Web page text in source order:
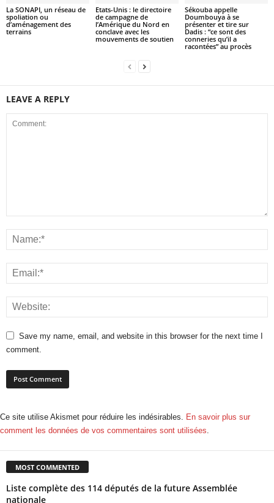
La SONAPI, un réseau de
spoliation ou
d’aménagement des
terrains
Etats-Unis : le directoire
de campagne de
l’Amérique du Nord en
conclave avec les
mouvements de soutien
Sékouba appelle
Doumbouya à se
présenter et tire sur
Dadis : “ce sont des
conneries qu’il a
racontées” au procès
LEAVE A REPLY
Save my name, email, and website in this browser for the next time I
comment.
Ce site utilise Akismet pour réduire les indésirables. En savoir plus sur
comment les données de vos commentaires sont utilisées
MOST COMMENTED
Liste complète des 114 députés de la future Assemblée
nationale